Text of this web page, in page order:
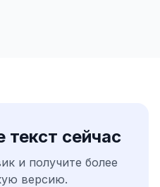
текст сейчас
и получите более
версию.